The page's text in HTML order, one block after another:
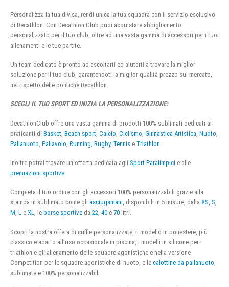
Personalizza la tua divisa, rendi unica la tua squadra con il servizio esclusivo
di Decathlon. Con Decathlon Club puoi acquistare abbigliamento
personalizzato per il tuo club, oltre ad una vasta gamma di accessori per i tuoi
allenamenti e le tue partite.
Un team dedicato è pronto ad ascoltarti ed aiutarti a trovare la miglior
soluzione per il tuo club, garantendoti la miglior qualità prezzo sul mercato,
nel rispetto delle politiche Decathlon.
SCEGLI IL TUO SPORT ED INIZIA LA PERSONALIZZAZIONE:
DecathlonClub offre una vasta gamma di prodotti 100% sublimati dedicati ai
praticanti di Basket Beach sport Calcio Ciclismo Ginnastica Artistica Nuoto
Pallanuoto Pallavolo Running Rugby, Tennis e Triathlon
Inoltre potrai trovare un offerta dedicata agli Sport Paralimpici e alle
premiazioni sportive
Completa il tuo ordine con gli accessori 100% personalizzabili grazie alla
stampa in sublimato come gli asciugamani, disponibili in 5 misure, dalla XS, S,
M, L e XL, le borse sportive da 22, 40 e 70 litri.
Scopri la nostra offera di cuffie personalizzate, il modello in poliestere, più
classico e adatto all’uso occasionale in piscina, i modelli in silicone per i
triathlon e gli allenamento delle squadre agonistiche e nella versione
Competition per le squadre agonistiche di nuoto, e le calottine da pallanuoto
sublimate e 100% personalizzabili